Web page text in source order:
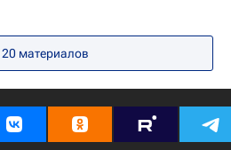
20 материалов